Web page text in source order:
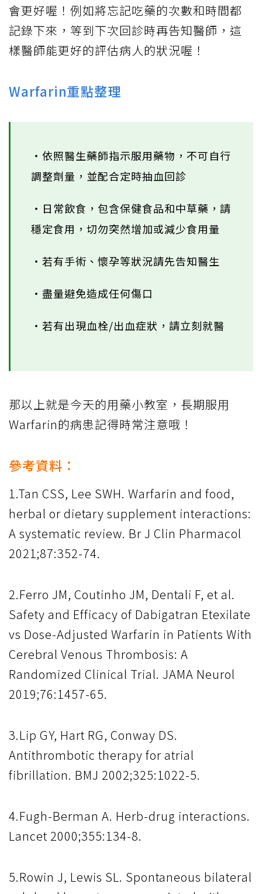
會更好喔！例如將忘記吃藥的次數和時間都
記錄下來，等到下次回診時再告知醫師，這
樣醫師能更好的評估病人的狀況喔！
Warfarin重點整理
・依照醫生藥師指示服用藥物，不可自行
調整劑量，並配合定時抽血回診
・日常飲食，包含保健食品和中草藥，請
穩定食用，切勿突然增加或減少食用量
・若有手術、懷孕等狀況請先告知醫生
・盡量避免造成任何傷口
・若有出現血栓/出血症狀，請立刻就醫
那以上就是今天的用藥小教室，長期服用
Warfarin的病患記得時常注意哦！
參考資料：
1.Tan CSS, Lee SWH. Warfarin and food,
herbal or dietary supplement interactions:
A systematic review. Br J Clin Pharmacol
2021;87:352-74.
2.Ferro JM, Coutinho JM, Dentali F, et al.
Safety and Efficacy of Dabigatran Etexilate
vs Dose-Adjusted Warfarin in Patients With
Cerebral Venous Thrombosis: A
Randomized Clinical Trial. JAMA Neurol
2019;76:1457-65.
3.Lip GY, Hart RG, Conway DS.
Antithrombotic therapy for atrial
fibrillation. BMJ 2002;325:1022-5.
4.Fugh-Berman A. Herb-drug interactions.
Lancet 2000;355:134-8.
5.Rowin J, Lewis SL. Spontaneous bilateral